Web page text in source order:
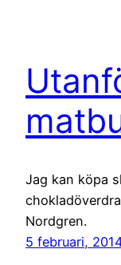
Jag kan köpa
Nordgren.
5 februari,